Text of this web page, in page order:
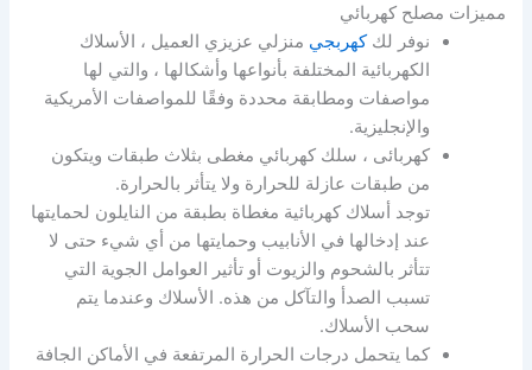
مميزات مصلح كهربائي
نوفر لككهربجي منزلي عزيزي العميل ، الأسلاك
الكهربائية المختلفة بأنواعها وأشكالها ، والتي لها
مواصفات ومطابقة محددة وفقًا للمواصفات الأمريكية
والإنجليزية.
كهربائى ، سلك كهربائي مغطى بثلاث طبقات ويتكون
من طبقات عازلة للحرارة ولا يتأثر بالحرارة.
توجد أسلاك كهربائية مغطاة بطبقة من النايلون لحمايتها
عند إدخالها في الأنابيب وحمايتها من أي شيء حتى لا
تتأثر بالشحوم والزيوت أو تأثير العوامل الجوية التي
تسبب الصدأ والتآكل من هذه. الأسلاك وعندما يتم
سحب الأسلاك.
كما يتحمل درجات الحرارة المرتفعة في الأماكن الجافة